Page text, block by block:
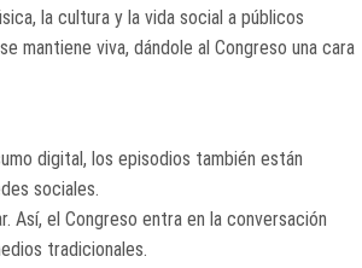
la cultura y la vida social a públicos
mantiene viva, dándole al Congreso una cara
digital, los episodios también están
sociales.
Así, el Congreso entra en la conversación
tradicionales.